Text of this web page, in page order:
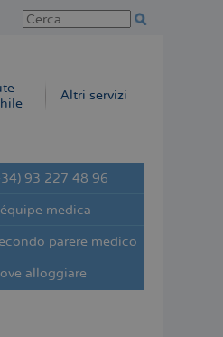
Altri servizi
93 227 48 96
medica
parere medico
alloggiare